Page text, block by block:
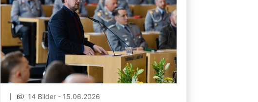
14 Bilder - 15.06.2026